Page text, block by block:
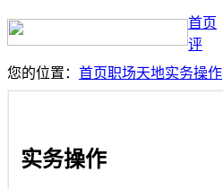
首页
评
您的位置： 首页职场天地实务操作
实务操作